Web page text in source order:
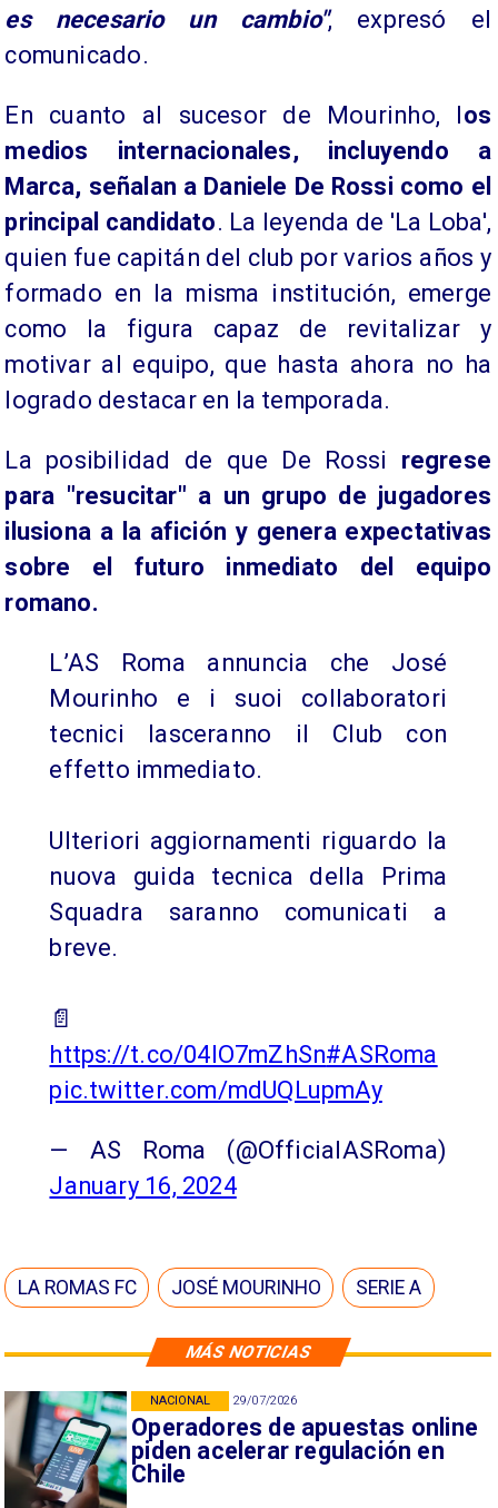
MÁS NOTICIAS
29/07/2026
Operadores de apuestas online
piden acelerar regulación en
Chile
NACIONAL
es necesario un cambio", expresó el
comunicado.
En cuanto al sucesor de Mourinho, l os
medios internacionales, incluyendo a
Marca, señalan a Daniele De Rossi como el
principal candidato. La leyenda de 'La Loba',
quien fue capitán del club por varios años y
formado en la misma institución, emerge
como la figura capaz de revitalizar y
motivar al equipo, que hasta ahora no ha
logrado destacar en la temporada.
La posibilidad de que De Rossi regrese
para "resucitar" a un grupo de jugadores
ilusiona a la afición y genera expectativas
sobre el futuro inmediato del equipo
romano.
L’AS Roma annuncia che José
Mourinho e i suoi collaboratori
tecnici lasceranno il Club con
effetto immediato.
Ulteriori aggiornamenti riguardo la
nuova guida tecnica della Prima
Squadra saranno comunicati a
breve.
📄
https://t.co/04lO7mZhSn#ASRoma
pic.twitter.com/mdUQLupmAy
— AS Roma (@OfficialASRoma)
January 16, 2024
LA ROMAS FC JOSÉ MOURINHO SERIE A